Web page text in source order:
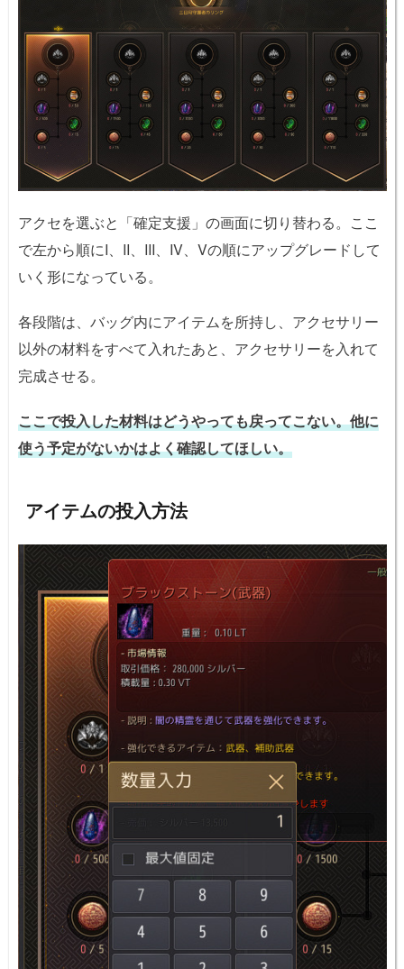
アクセを選ぶと「確定支援」の画面に切り替わる。ここ
で左から順にI、II、III、IV、Vの順にアップグレードして
いく形になっている。
各段階は、バッグ内にアイテムを所持し、アクセサリー
以外の材料をすべて入れたあと、アクセサリーを入れて
完成させる。
ここで投入した材料はどうやっても戻ってこない。他に
使う予定がないかはよく確認してほしい。
アイテムの投入方法